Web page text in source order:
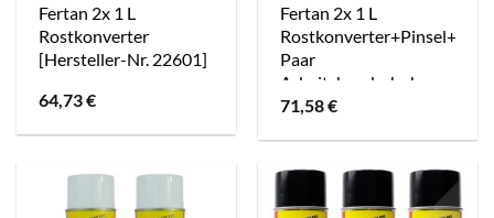
Fertan 2x 1 L
Rostkonverter
[Hersteller-Nr. 22601]
64,73€
Fertan 2x 1 L
Rostkonverter+Pinsel+1
Paar
Arbeitshandschuhe
[Hersteller-Nr.
71,58€